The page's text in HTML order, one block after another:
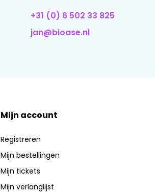
+31 (0) 6 502 33 825
jan@bioase.nl
Mijn account
Registreren
Mijn bestellingen
Mijn tickets
Mijn verlanglijst